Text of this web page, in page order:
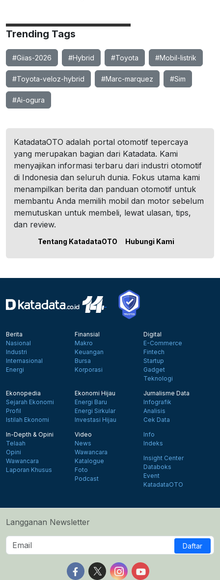
Trending Tags
#Giias-2026 #Hybrid #Toyota #Mobil-listrik
#Toyota-veloz-hybrid #Marc-marquez #Sim
#Ai-ogura
KatadataOTO adalah portal otomotif tepercaya
yang merupakan bagian dari Katadata. Kami
menyajikan informasi terbaru dari industri otomotif
di Indonesia dan seluruh dunia. Fokus utama kami
menampilkan berita dan panduan otomotif untuk
membantu Anda memilih mobil dan motor sebelum
memutuskan untuk membeli, lewat ulasan, tips,
dan review.
Tentang KatadataOTO Hubungi Kami
Berita
Nasional
Industri
Internasional
Energi
Finansial
Makro
Keuangan
Bursa
Korporasi
Digital
E-Commerce
Fintech
Startup
Gadget
Teknologi
Ekonopedia
Sejarah Ekonomi
Profil
Istilah Ekonomi
Ekonomi Hijau
Energi Baru
Energi Sirkular
Investasi Hijau
Jurnalisme Data
Infografik
Analisis
Cek Data
In-Depth & Opini
Telaah
Opini
Wawancara
Laporan Khusus
Video
News
Wawancara
Katalogue
Foto
Podcast
Info
Indeks
Insight Center
Databoks
Event
KatadataOTO
Langganan Newsletter
Daftar
Follow us on Facebook
Follow us on X
Follow us on Instagram
Follow us on